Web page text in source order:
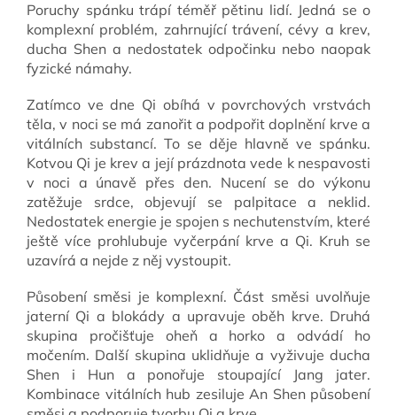
Poruchy spánku trápí téměř pětinu lidí. Jedná se o
komplexní problém, zahrnující trávení, cévy a krev,
ducha Shen a nedostatek odpočinku nebo naopak
fyzické námahy.
Zatímco ve dne Qi obíhá v povrchových vrstvách
těla, v noci se má zanořit a podpořit doplnění krve a
vitálních substancí. To se děje hlavně ve spánku.
Kotvou Qi je krev a její prázdnota vede k nespavosti
v noci a únavě přes den. Nucení se do výkonu
zatěžuje srdce, objevují se palpitace a neklid.
Nedostatek energie je spojen s nechutenstvím, které
ještě více prohlubuje vyčerpání krve a Qi. Kruh se
uzavírá a nejde z něj vystoupit.
Působení směsi je komplexní. Část směsi uvolňuje
jaterní Qi a blokády a upravuje oběh krve. Druhá
skupina pročišťuje oheň a horko a odvádí ho
močením. Další skupina uklidňuje a vyživuje ducha
Shen i Hun a ponořuje stoupající Jang jater.
Kombinace vitálních hub zesiluje An Shen působení